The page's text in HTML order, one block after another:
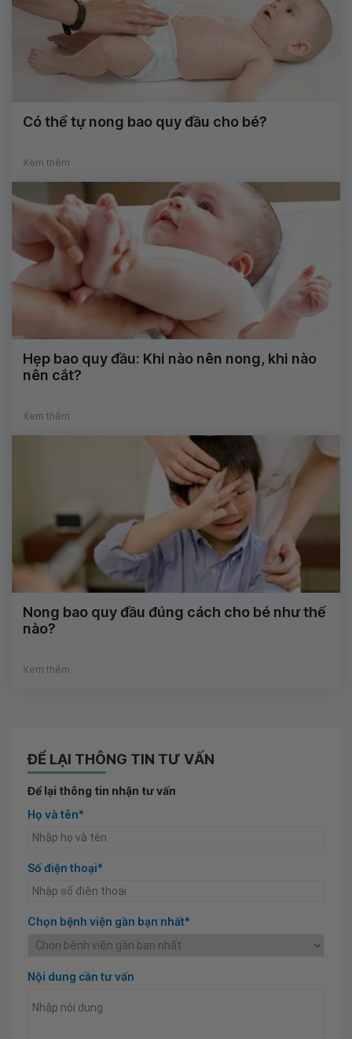
Có thể tự nong bao quy đầu cho bé?
Xem thêm
Hẹp bao quy đầu: Khi nào nên nong, khi nào
nên cắt?
Xem thêm
Nong bao quy đầu đúng cách cho bé như thế
nào?
Xem thêm
ĐỂ LẠI THÔNG TIN TƯ VẤN
Để lại thông tin nhận tư vấn
Họ và tên*
Số điện thoại*
Chọn bệnh viện gần bạn nhất*
Nội dung cần tư vấn